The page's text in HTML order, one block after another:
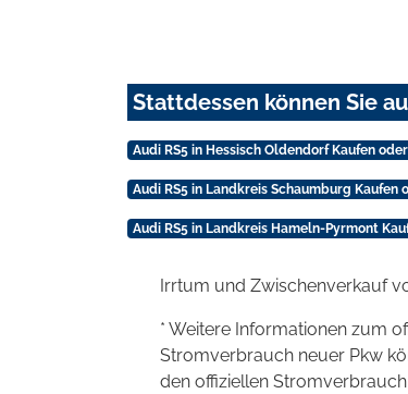
Stattdessen können Sie
Audi RS5 in Hessisch Oldendorf Kaufen
Audi RS5 in Landkreis Schaumburg Kaufen
Audi RS5 in Landkreis Hameln-Pyrmont
Irrtum und Zwischenverkauf
* Weitere Informationen zum
Stromverbrauch neuer Pkw
den offiziellen